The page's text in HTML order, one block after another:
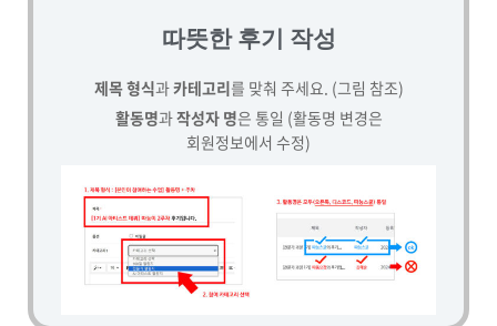
따뜻한 후기 작성
제목 형식과카테고리를 맞춰 주세요. (그림 참조)
활동명과작성자 명은 통일 (활동명 변경은
회원정보에서 수정)